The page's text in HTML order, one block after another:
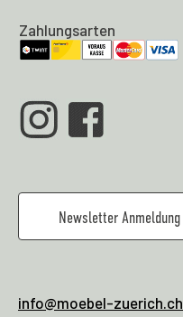
Zahlungsarten
Newsletter Anmeldung
info@moebel-zuerich.ch